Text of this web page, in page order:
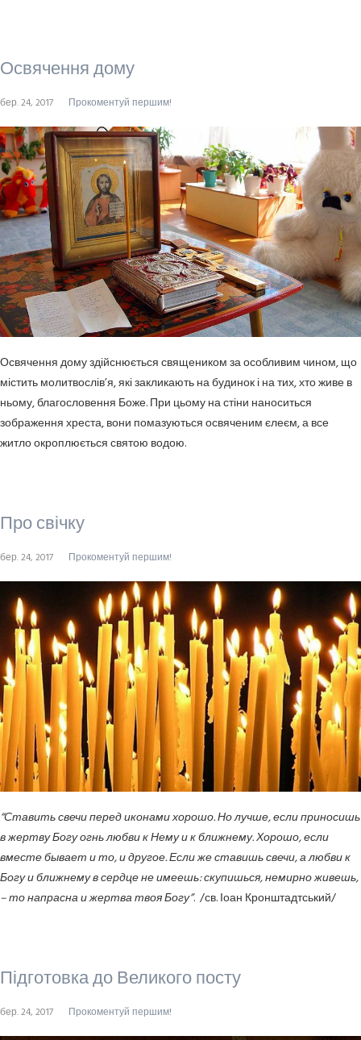
Освячення дому
бер. 24, 2017 Прокоментуй першим!
Освячення дому здійснюється священиком за особливим чином, що
містить молитвослів’я, які закликають на будинок і на тих, хто живе в
ньому, благословення Боже. При цьому на стіни наноситься
зображення хреста, вони помазуються освяченим єлеєм, а все
житло окроплюється святою водою.
Про свічку
бер. 24, 2017 Прокоментуй першим!
“Ставить свечи перед иконами хорошо. Но лучше, если приносишь
в жертву Богу огнь любви к Нему и к ближнему. Хорошо, если
вместе бывает и то, и другое. Если же ставишь свечи, а любви к
Богу и ближнему в сердце не имеешь: скупишься, немирно живешь,
– то напрасна и жертва твоя Богу”. /св. Іоан Кронштадтський/
Підготовка до Великого посту
бер. 24, 2017 Прокоментуй першим!